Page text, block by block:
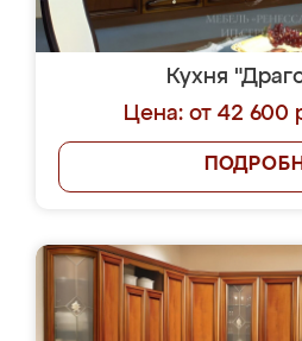
Кухня
Цена: от 42 600